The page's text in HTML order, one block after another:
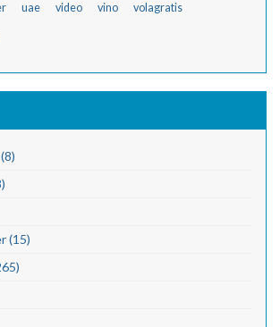
uae video vino volagratis
(15)